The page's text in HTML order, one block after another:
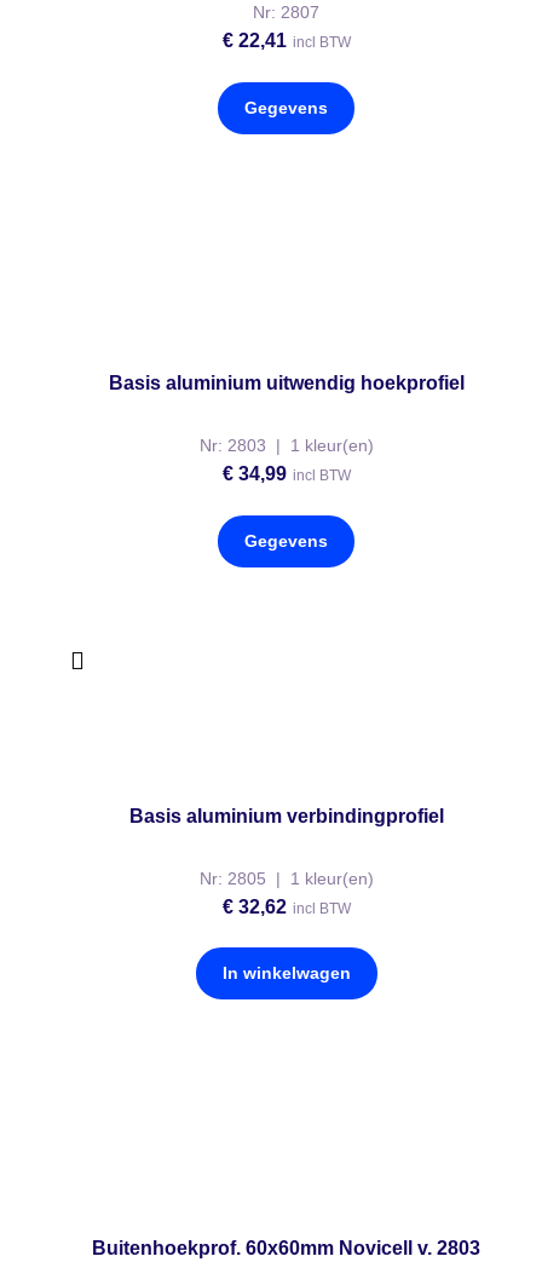
Nr: 2807
€22,41 incl BTW
Gegevens
Basis aluminium uitwendig hoekprofiel
Nr: 2803 | 1 kleur(en)
€34,99 incl BTW
Gegevens
Basis aluminium verbindingprofiel
Nr: 2805 | 1 kleur(en)
€32,62 incl BTW
In winkelwagen
Buitenhoekprof. 60x60mm Novicell v. 2803